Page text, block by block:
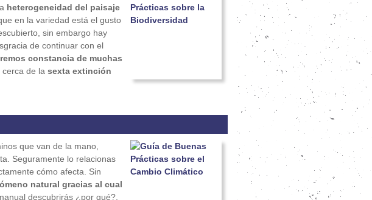
heterogeneidad del paisaje
en la variedad está el gusto
sin embargo hay
de continuar con el
constancia de muchas
cerca de la sexta extinción
que van de la mano,
Seguramente lo relacionas
cómo afecta. Sin
natural gracias al cual
descubrirás ¿por qué?,